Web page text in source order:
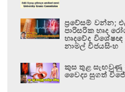
ප්‍රවේසම් වන්න;
පාරිසරික හෘද
හෘදවේද
නාමල් විජයසිංහ
කුස තුළ
වෛද්‍ය සුගත්